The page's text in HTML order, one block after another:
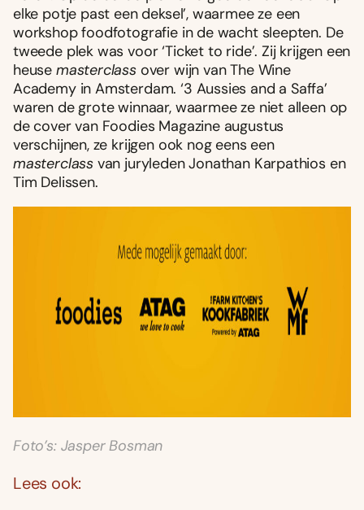
elke potje past een deksel’, waarmee ze een
workshop foodfotografie in de wacht sleepten. De
tweede plek was voor ‘Ticket to ride’. Zij krijgen een
heuse masterclass over wijn van The Wine
Academy in Amsterdam. ‘3 Aussies and a Saffa’
waren de grote winnaar, waarmee ze niet alleen op
de cover van Foodies Magazine augustus
verschijnen, ze krijgen ook nog eens een
masterclass van juryleden Jonathan Karpathios en
Tim Delissen.
Foto’s: Jasper Bosman
Lees ook: